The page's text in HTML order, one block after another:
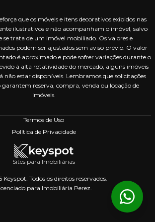
que os móveis e itens decorativos exibidos nas
ilustrativos e não acompanham o imóvel, salvo
se trata de um imóvel mobiliado. Os valores e
podem ser ajustados sem aviso prévio. O valor
é aproximado e pode sofrer variações durante o
à alta rotatividade do mercado, alguns imóveis
não estar disponíveis. Lembramos que solicitações
garantem reserva, compra, venda ou locação de
imóveis.
Termos de Uso
Política de Privacidade
Sites para Imobiliárias
Todos os direitos reservados.
para Imobiliária Perez.